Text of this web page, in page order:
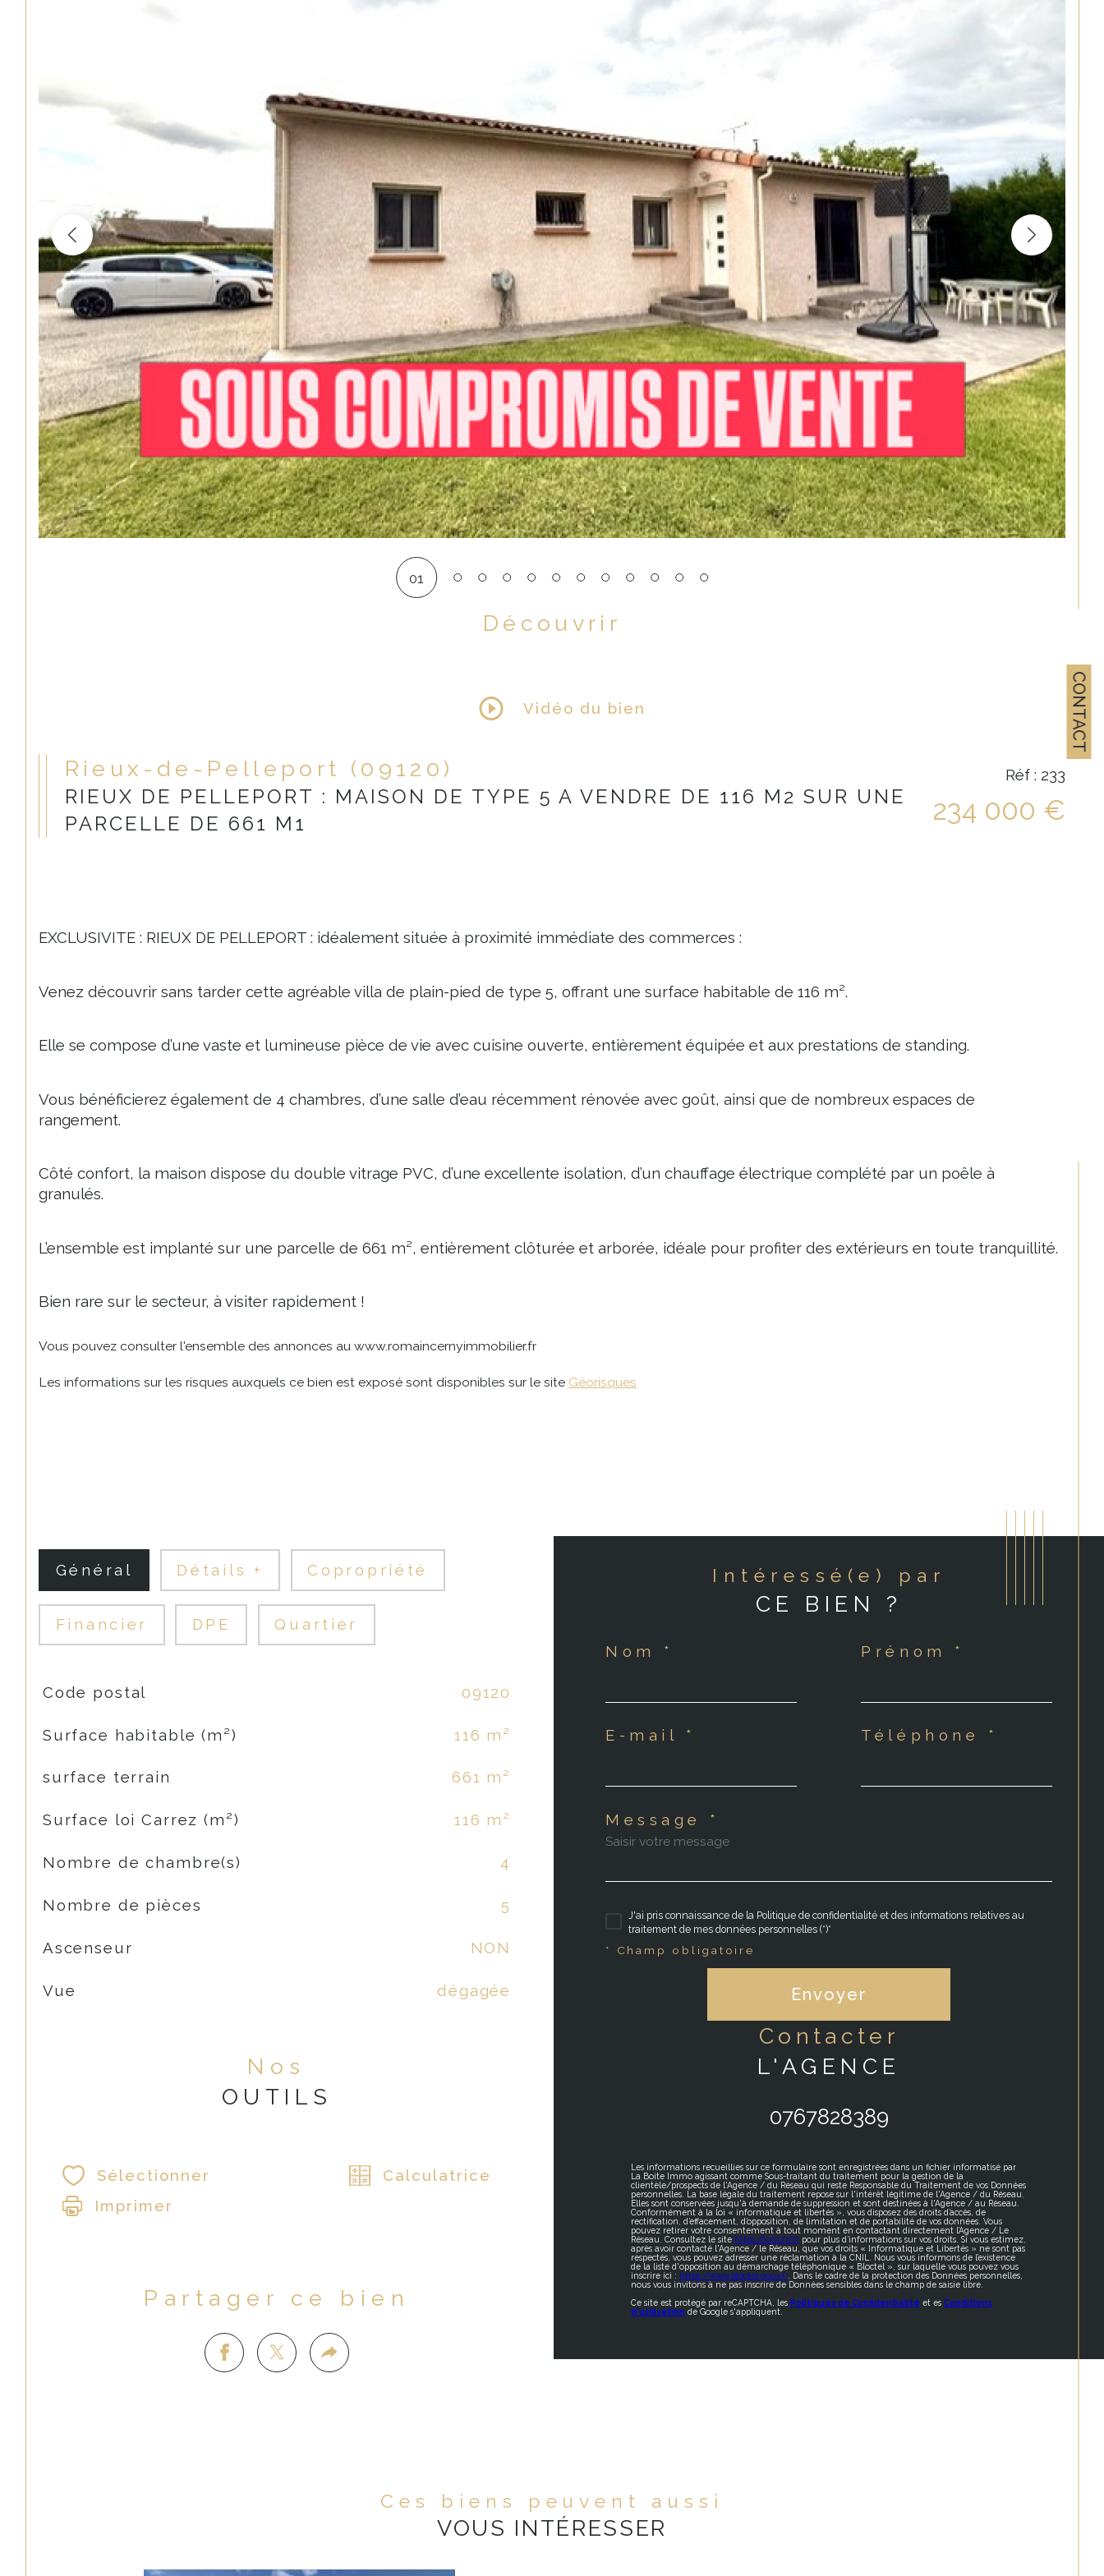
CONTACT
01
Découvrir
Vidéo du bien
Rieux-de-Pelleport (09120)
RIEUX DE PELLEPORT : MAISON DE TYPE 5 A VENDRE DE 116 M2 SUR UNE
PARCELLE DE 661 M1
Réf : 233
234 000 €
EXCLUSIVITE : RIEUX DE PELLEPORT : idéalement située à proximité immédiate des commerces :
Venez découvrir sans tarder cette agréable villa de plain-pied de type 5, offrant une surface habitable de 116 m².
Elle se compose d’une vaste et lumineuse pièce de vie avec cuisine ouverte, entièrement équipée et aux prestations de standing.
Vous bénéficierez également de 4 chambres, d’une salle d’eau récemment rénovée avec goût, ainsi que de nombreux espaces de
rangement.
Côté confort, la maison dispose du double vitrage PVC, d’une excellente isolation, d’un chauffage électrique complété par un poêle à
granulés.
L’ensemble est implanté sur une parcelle de 661 m², entièrement clôturée et arborée, idéale pour profiter des extérieurs en toute tranquillité.
Bien rare sur le secteur, à visiter rapidement !
Vous pouvez consulter l'ensemble des annonces au www.romaincernyimmobilier.fr
Les informations sur les risques auxquels ce bien est exposé sont disponibles sur le site Géorisques
Général Détails + Copropriété
Financier DPE Quartier
TRAD_SIROCCO_Caracteristique
Code postal 09120
Surface habitable (m²) 116 m²
surface terrain 661 m²
Surface loi Carrez (m²) 116 m²
Nombre de chambre(s) 4
Nombre de pièces 5
Ascenseur NON
Vue dégagée
Nos
OUTILS
Sélectionner
Calculatrice
Imprimer
Partager ce bien
Intéressé(e) par
CE BIEN ?
Nom * Prénom *
E-mail * Téléphone *
Message *
J'ai pris connaissance de la Politique de confidentialité et des informations relatives au
traitement de mes données personnelles (*)*
* Champ obligatoire
Envoyer
contacter
L'AGENCE
0767828389
Les informations recueillies sur ce formulaire sont enregistrées dans un fichier informatisé par
La Boite Immo agissant comme Sous-traitant du traitement pour la gestion de la
clientèle/prospects de l'Agence / du Réseau qui reste Responsable du Traitement de vos Données
personnelles. La base légale du traitement repose sur l'intérêt légitime de l'Agence / du Réseau.
Elles sont conservées jusqu'à demande de suppression et sont destinées à l'Agence / au Réseau.
Conformément à la loi « informatique et libertés », vous disposez des droits d’accès, de
rectification, d’effacement, d’opposition, de limitation et de portabilité de vos données. Vous
pouvez retirer votre consentement à tout moment en contactant directement l’Agence / Le
Réseau. Consultez le site https://cnil.fr/frpour plus d’informations sur vos droits. Si vous estimez,
après avoir contacté l'Agence / le Réseau, que vos droits « Informatique et Libertés » ne sont pas
respectés, vous pouvez adresser une réclamation à la CNIL. Nous vous informons de l’existence
de la liste d'opposition au démarchage téléphonique « Bloctel », sur laquelle vous pouvez vous
inscrire ici : https://www.bloctel.gouv.fr. Dans le cadre de la protection des Données personnelles,
nous vous invitons à ne pas inscrire de Données sensibles dans le champ de saisie libre.
Ce site est protégé par reCAPTCHA, les Politiques de Confidentialité et es Conditions
d'utilisation de Google s'appliquent.
Ces biens peuvent aussi
VOUS INTÉRESSER